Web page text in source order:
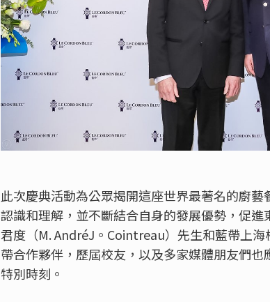
此次慶典活動為公眾揭開這座世界最著名的廚
認識和理解，並不斷結合自身的發展優勢，促
君度（M. AndréJ。Cointreau）先生和藍帶上
帶合作夥伴，歷屆校友，以及多家媒體朋友們
特別時刻。